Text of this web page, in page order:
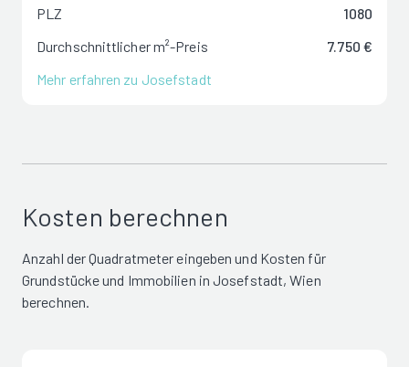
PLZ
1080
Durchschnittlicher m²-Preis
7.750 €
Mehr erfahren zu Josefstadt
Kosten berechnen
Anzahl der Quadratmeter eingeben und Kosten für
Grundstücke und Immobilien in Josefstadt, Wien
berechnen.